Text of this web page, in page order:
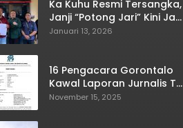
Ka Kuhu Resmi Tersangka,
Janji “Potong Jari” Kini Jadi
Bumerang
Januari 13, 2026
16 Pengacara Gorontalo
Kawal Laporan Jurnalis TV
One
November 15, 2025